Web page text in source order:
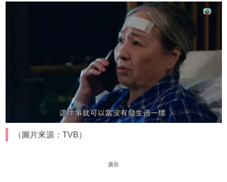
（圖片來源：TVB）
廣告